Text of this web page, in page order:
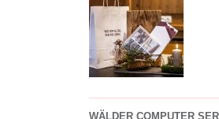
WÄLDER COMPUTER